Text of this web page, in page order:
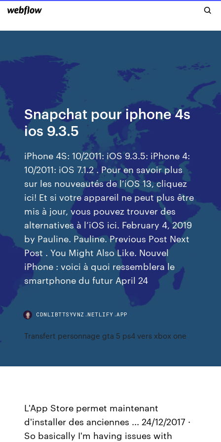
Snapchat pour iphone 4s
ios 9.3.5
iPhone 4S: 10/2011: iOS 9.3.5: iPhone 4:
10/2011: iOS 7.1.2 . Pour en savoir plus
sur les nouveautés de l’iOS 13, cliquez
ici! Et si votre appareil ne peut plus être
mis à jour, vous pouvez trouver des
alternatives à l’iOS ici. February 4, 2019
by Pauline. Pauline. Previous Post Next
Post . You Might Also Like. Nouvel
iPhone : voici à quoi ressemblera le
smartphone du futur April 24
CDNLIBTTSYVNZ.NETLIFY.APP
Transfert personnage gta 5 ps4 vers xbox one
L'App Store permet maintenant
d'installer des anciennes ... 24/12/2017 ·
So basically I'm having issues with